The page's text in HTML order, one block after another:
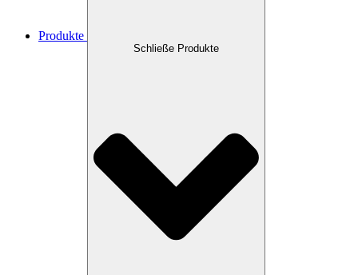
Produkte
Schließe Produkte